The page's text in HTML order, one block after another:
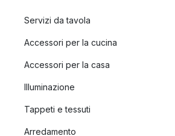
Servizi da tavola
Accessori per la cucina
Accessori per la casa
Illuminazione
Tappeti e tessuti
Arredamento